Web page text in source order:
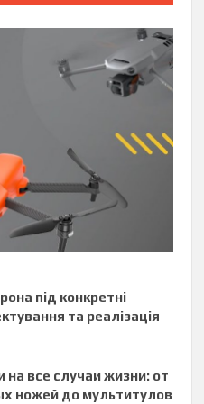
під конкретні
та реалізація
на все случаи жизни: от
ножей до мультитулов